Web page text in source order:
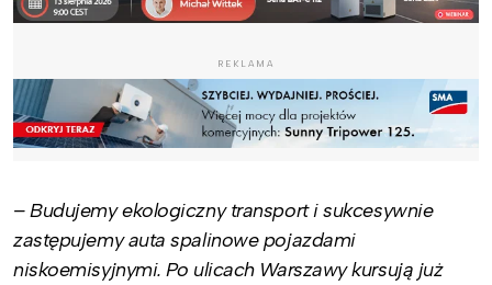
REKLAMA
– Budujemy ekologiczny transport i sukcesywnie
zastępujemy auta spalinowe pojazdami
niskoemisyjnymi. Po ulicach Warszawy kursują już